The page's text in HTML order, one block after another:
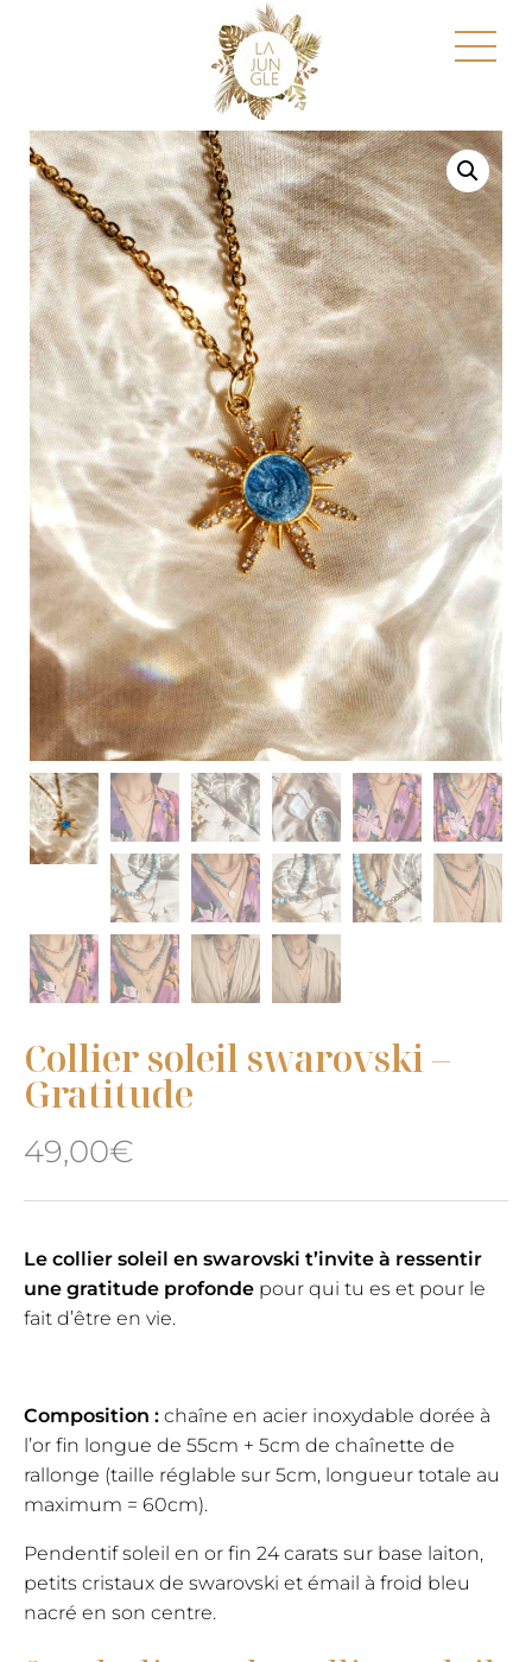
Collier soleil swarovski –
Gratitude
49,00€
Le collier soleil en swarovski t’invite à ressentir
une gratitude profonde pour qui tu es et pour le
fait d’être en vie.
Composition : chaîne en acier inoxydable dorée à
l’or fin longue de 55cm + 5cm de chaînette de
rallonge (taille réglable sur 5cm, longueur totale au
maximum = 60cm).
Pendentif soleil en or fin 24 carats sur base laiton,
petits cristaux de swarovski et émail à froid bleu
nacré en son centre.